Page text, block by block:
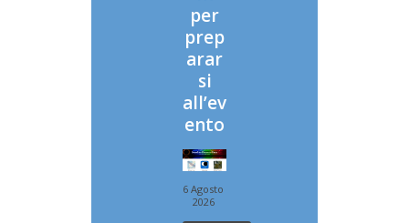
per
prep
arar
si
all’ev
ento
6 Agosto
2026